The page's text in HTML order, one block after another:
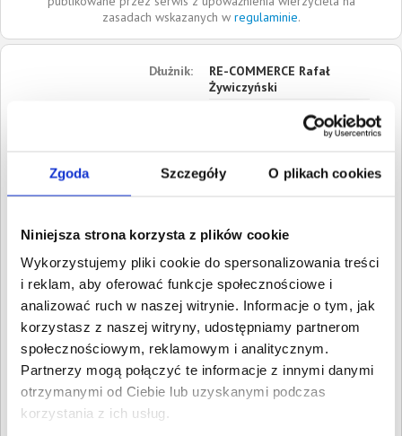
Zgoda Szczegóły O plikach cookies
Niniejsza strona korzysta z plików cookie
Wykorzystujemy pliki cookie do spersonalizowania treści
i reklam, aby oferować funkcje społecznościowe i
analizować ruch w naszej witrynie. Informacje o tym, jak
korzystasz z naszej witryny, udostępniamy partnerom
społecznościowym, reklamowym i analitycznym.
Partnerzy mogą połączyć te informacje z innymi danymi
otrzymanymi od Ciebie lub uzyskanymi podczas
korzystania z ich usług.
zasadach wskazanych w regulaminie.
Dłużnik:
RE-COMMERCE Rafał
Żywiczyński
Roszczenia:
Data wymagalności:
W sumie: Wartość:4 081,10 PLN
Koszty sądowe:1 000,39 PLN
Spłacono:
0,00 PLN
Całkowita
wartość wierzytelności:
5 081,49 PLN
Prawomocny nakaz